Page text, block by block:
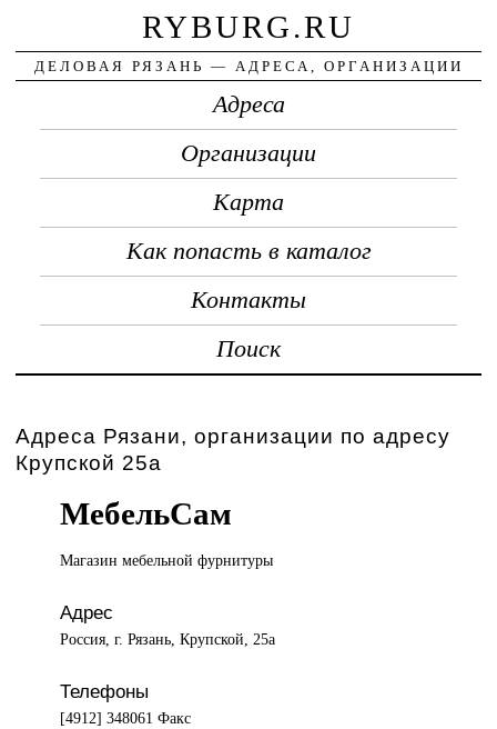
RYBURG.RU
ДЕЛОВАЯ РЯЗАНЬ — АДРЕСА, ОРГАНИЗАЦИИ
Адреса
Организации
Карта
Как попасть в каталог
Контакты
Поиск
Адреса Рязани, организации по адресу
Крупской 25а
МебельСам
Магазин мебельнойфурнитуры
Адрес
Россия, г. Рязань, Крупской, 25а
Телефоны
[4912] 348061 Факс